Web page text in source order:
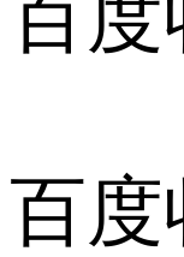
百度
百度